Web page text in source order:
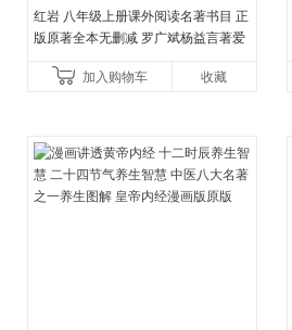
红岩 八年级上册课外阅读名著书目 正
版原著全本无删减 罗广斌杨益言著爱
国青年出版社加入购物车 收藏